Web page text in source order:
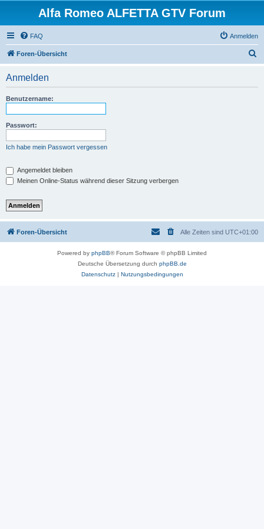
Alfa Romeo ALFETTA GTV Forum
FAQ Anmelden
Foren-Übersicht
Anmelden
Benutzername:
Passwort:
Ich habe mein Passwort vergessen
Angemeldet bleiben
Meinen Online-Status während dieser Sitzung verbergen
Foren-Übersicht Alle Zeiten sind UTC+01:00
Powered by phpBB® Forum Software © phpBB Limited
Deutsche Übersetzung durch phpBB.de
Datenschutz| Nutzungsbedingungen